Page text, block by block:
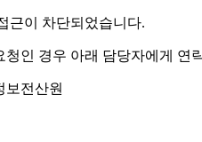
근이 차단되었습니다.
인 경우 아래 담당자에게 연
보전산원